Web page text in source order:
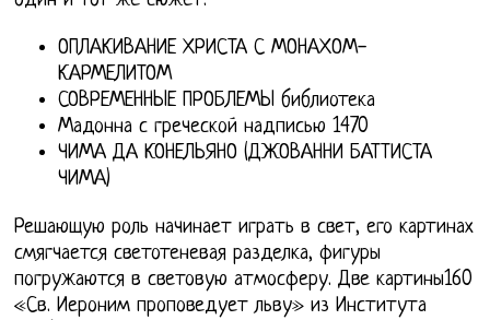
ОПЛАКИВАНИЕ ХРИСТА С МОНАХОМ-
КАРМЕЛИТОМ
СОВРЕМЕННЫЕ ПРОБЛЕМЫ библиотека
Мадонна с греческой надписью 1470
ЧИМА ДА КОНЕЛЬЯНО (ДЖОВАННИ БАТТИСТА
ЧИМА)
Решающую роль начинает играть в свет, его картинах
смягчается светотеневая разделка, фигуры
погружаются в световую атмосферу. Две картины160
«Св. Иероним проповедует льву» из Института